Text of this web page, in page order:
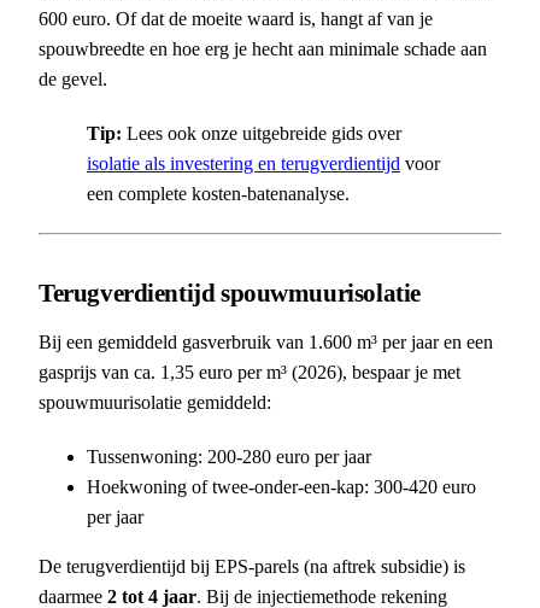
600 euro. Of dat de moeite waard is, hangt af van je
spouwbreedte en hoe erg je hecht aan minimale schade aan
de gevel.
Tip: Lees ook onze uitgebreide gids over
isolatie als investering en terugverdientijd voor
een complete kosten-batenanalyse.
Terugverdientijd spouwmuurisolatie
Bij een gemiddeld gasverbruik van 1.600 m³ per jaar en een
gasprijs van ca. 1,35 euro per m³ (2026), bespaar je met
spouwmuurisolatie gemiddeld:
Tussenwoning: 200-280 euro per jaar
Hoekwoning of twee-onder-een-kap: 300-420 euro
per jaar
De terugverdientijd bij EPS-parels (na aftrek subsidie) is
daarmee 2 tot 4 jaar. Bij de injectiemethode rekening